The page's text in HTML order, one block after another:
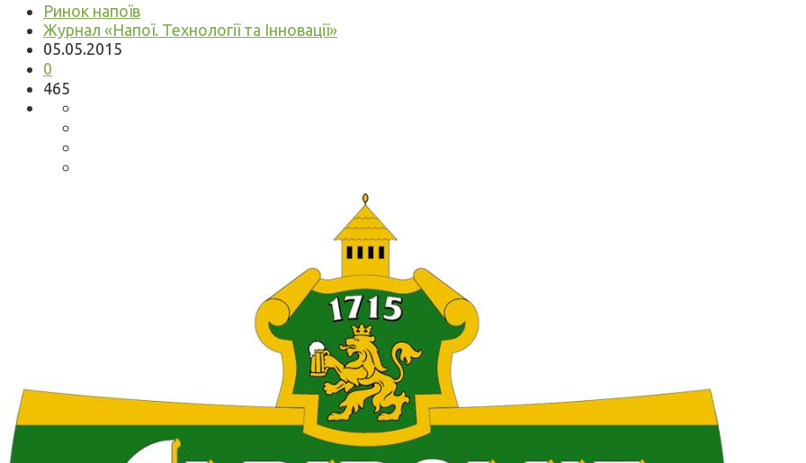
Ринок напоїв
Журнал «Напої. Технології та Інновації»
05.05.2015
0
465